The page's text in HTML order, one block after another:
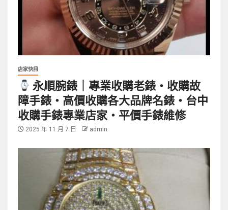
店家快訊
永順腕錶｜專業收購老錶・收購故
障手錶・高價收購各大品牌名錶・台中
收購手錶專業店家・平價手錶維修
2025 年 11 月 7 日 admin